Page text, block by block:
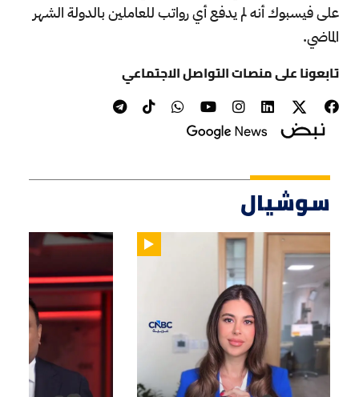
على فيسبوك أنه لم يدفع أي رواتب للعاملين بالدولة الشهر
الماضي.
تابعونا على منصات التواصل الاجتماعي
سوشيال